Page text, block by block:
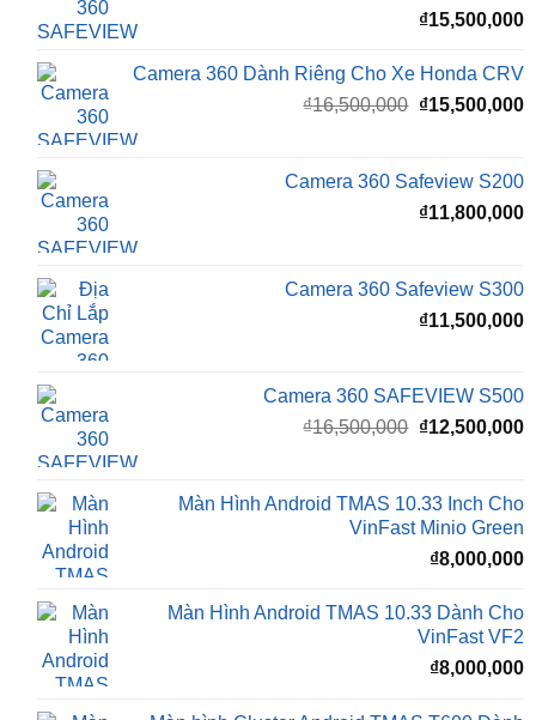
₫15,500,000
Camera 360 Dành Riêng Cho Xe Honda CRV
₫16,500,000 Giá
₫16,500,000.
₫15,500,000
Camera 360 Safeview S200
₫11,800,000
Camera 360 Safeview S300
₫11,500,000
Camera 360 SAFEVIEW S500
₫16,500,000 Giá
₫16,500,000.
₫12,500,000
Màn Hình Android TMAS 10.33 Inch Cho
VinFast Minio Green
₫8,000,000
Màn Hình Android TMAS 10.33 Dành Cho
VinFast VF2
₫8,000,000